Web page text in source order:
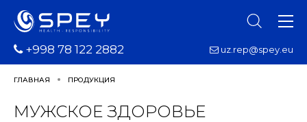
+998 78 122 2882 uz.rep@spey.eu
ГЛАВНАЯ ПРОДУКЦИЯ
МУЖСКОЕ ЗДОРОВЬЕ